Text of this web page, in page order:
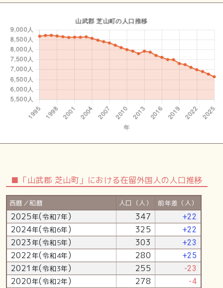
■「山武郡 芝山町」における在留外国人の人口推移
西暦／和暦 人口（人） 前年差（人）
2025年(令和7年) 347 +22
2024年(令和6年) 325 +22
2023年(令和5年) 303 +23
2022年(令和4年) 280 +25
2021 年(令和3年) 255 -23
2020年(令和2年) 278 -4